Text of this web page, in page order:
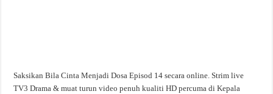
Saksikan Bila Cinta Menjadi Dosa Episod 14 secara online. Strim live
TV3 Drama & muat turun video penuh kualiti HD percuma di Kepala